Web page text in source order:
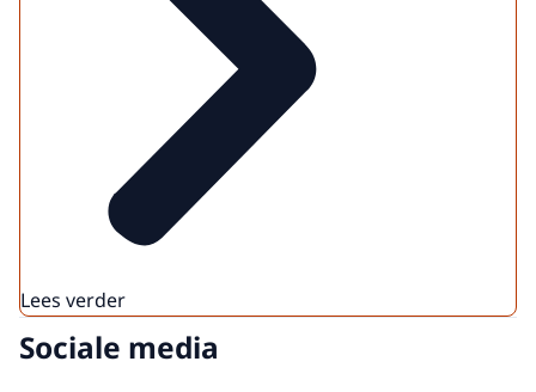
Lees verder
Sociale media